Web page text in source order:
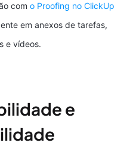
com o Proofing no ClickUp
em anexos de tarefas,
e vídeos.
e